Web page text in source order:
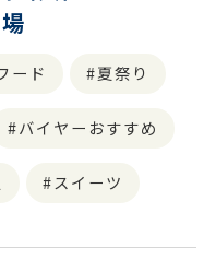
ード 夏祭り
バイヤーおすすめ
スイーツ